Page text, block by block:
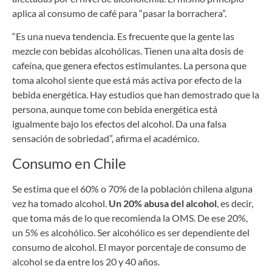
aplica al consumo de café para “pasar la borrachera”.
“Es una nueva tendencia. Es frecuente que la gente las
mezcle con bebidas alcohólicas. Tienen una alta dosis de
cafeína, que genera efectos estimulantes. La persona que
toma alcohol siente que está más activa por efecto de la
bebida energética. Hay estudios que han demostrado que la
persona, aunque tome con bebida energética está
igualmente bajo los efectos del alcohol. Da una falsa
sensación de sobriedad”, afirma el académico.
Consumo en Chile
Se estima que el 60% o 70% de la población chilena alguna
vez ha tomado alcohol. Un 20% abusa del alcohol , es decir,
que toma más de lo que recomienda la OMS. De ese 20%,
un 5% es alcohólico. Ser alcohólico es ser dependiente del
consumo de alcohol. El mayor porcentaje de consumo de
alcohol se da entre los 20 y 40 años.